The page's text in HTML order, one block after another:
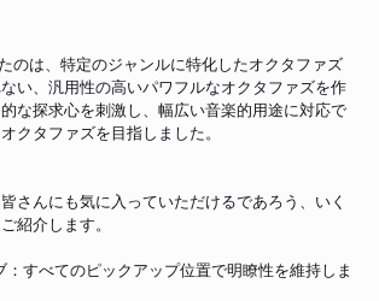
のは、特定のジャンルに特化したオクタファズ
い、汎用性の高いパワフルなオクタファズを作
な探求心を刺激し、幅広い音楽的用途に対応で
クタファズを目指しました。
さんにも気に入っていただけるであろう、いく
紹介します。
：すべてのピックアップ位置で明瞭性を維持しま